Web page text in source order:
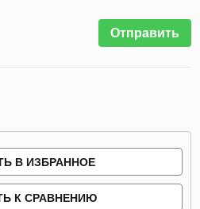
Отправить
В ИЗБРАННОЕ
К СРАВНЕНИЮ